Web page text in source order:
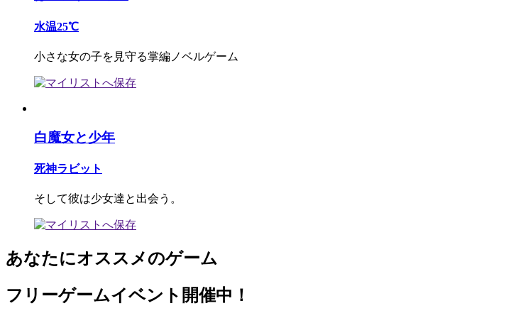
水温25℃
小さな女の子を見守る掌編ノベルゲーム
白魔女と少年
死神ラビット
そして彼は少女達と出会う。
あなたにオススメのゲーム
フリーゲームイベント開催中！